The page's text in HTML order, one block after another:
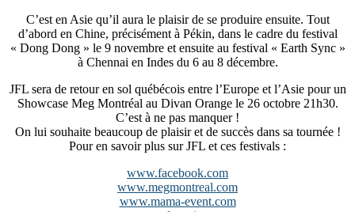
C’est en Asie qu’il aura le plaisir de se produire ensuite. Tout
d’abord en Chine, précisément à Pékin, dans le cadre du festival
« Dong Dong » le 9 novembre et ensuite au festival « Earth Sync »
à Chennai en Indes du 6 au 8 décembre.
JFL sera de retour en sol québécois entre l’Europe et l’Asie pour un
Showcase Meg Montréal au Divan Orange le 26 octobre 21h30.
C’est à ne pas manquer !
On lui souhaite beaucoup de plaisir et de succès dans sa tournée !
Pour en savoir plus sur JFL et ces festivals :
www.facebook.com
www.megmontreal.com
www.mama-event.com